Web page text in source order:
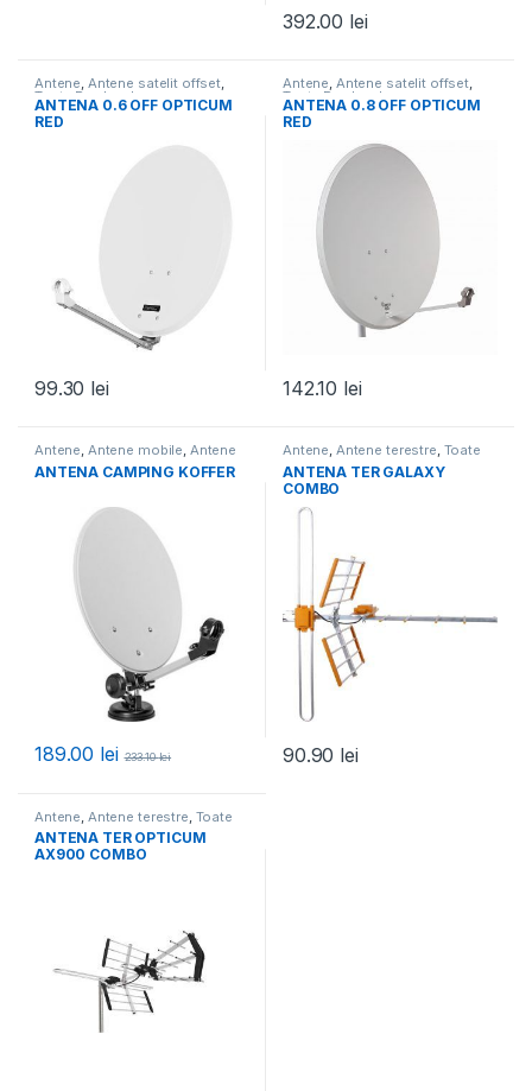
392.00 lei
Antene, Antene satelit offset,
Toate Produsele
ANTENA 0.6 OFF OPTICUM
RED
99.30 lei
Antene, Antene satelit offset,
Toate Produsele
ANTENA 0.8 OFF OPTICUM
RED
142.10 lei
Antene, Antene mobile, Antene
satelit offset, Toate Produsele
ANTENA CAMPING KOFFER
189.00 lei 233.10lei
Antene, Antene terestre, Toate
Produsele
ANTENA TER GALAXY
COMBO
90.90 lei
Antene Antene terestre Toate
Produsele
ANTENA TER OPTICUM
AX900 COMBO